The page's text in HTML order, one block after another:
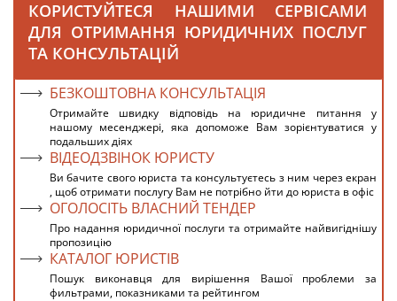
КОРИСТУЙТЕСЯ НАШИМИ СЕРВІСАМИ
ДЛЯ ОТРИМАННЯ ЮРИДИЧНИХ ПОСЛУГ
ТА КОНСУЛЬТАЦІЙ
БЕЗКОШТОВНА КОНСУЛЬТАЦІЯ
Отримайте швидку відповідь на юридичне питання у
нашому месенджері, яка допоможе Вам зорієнтуватися у
подальших діях
ВІДЕОДЗВІНОК ЮРИСТУ
Ви бачите свого юриста та консультуєтесь з ним через екран
, щоб отримати послугу Вам не потрібно йти до юриста в офіс
ОГОЛОСІТЬ ВЛАСНИЙ ТЕНДЕР
Про надання юридичної послуги та отримайте найвигіднішу
пропозицію
КАТАЛОГ ЮРИСТІВ
Пошук виконавця для вирішення Вашої проблеми за
фильтрами, показниками та рейтингом